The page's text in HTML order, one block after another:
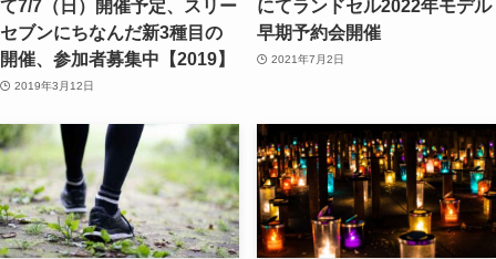
て7/7（日）開催予定、スリー
セブンにちなんだ新3種目の
開催、参加者募集中【2019】
2019年3月12日
にてランドセル2022年モデル
早期予約会開催
2021年7月2日